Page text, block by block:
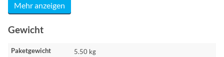
Mehr anzeigen
Gewicht
Paketgewicht 5.50 kg